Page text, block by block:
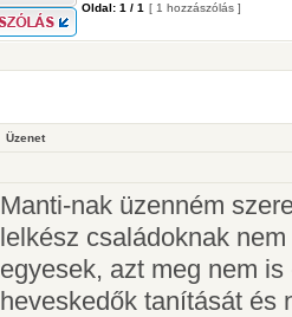
Oldal: 1 / 1 [ 1 hozzászólás ]
Üzenet
Manti-nak üzenném
lelkész családoknak
egyesek, azt meg nem
heveskedők tanítását és